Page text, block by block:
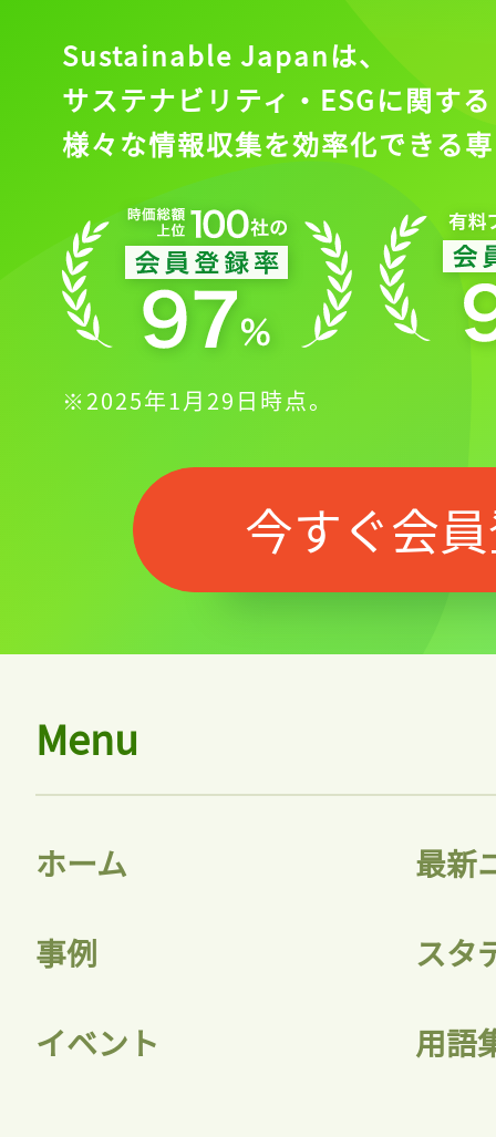
記事をお気に入り
ログインが
ログ
Sustainable Japanは、
サステナビリティ・ESGに関する
様々な情報収集を効率化できる
※2025年1月29日時点。
今すぐ会
Menu
ホーム 最新
事例 スタ
イベント 用語